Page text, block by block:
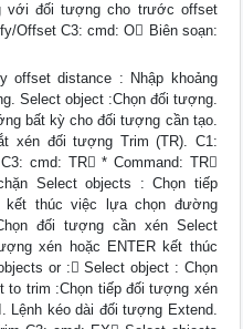
với đối tượng cho trước offset
Offset C3: cmd: O Biên soạn:
offset distance : Nhập khoảng
Select object :Chọn đối tượng.
bất kỳ cho đối tượng cần tạo.
xén đối tượng Trim (TR). C1:
cmd: TR * Command: TR
Select objects : Chọn tiếp
kết thúc việc lựa chọn đường
đối tượng cần xén Select
xén hoặc ENTER kết thúc
or : Select object : Chọn
to trim :Chọn tiếp đối tượng xén
Lệnh kéo dài đối tượng Extend.